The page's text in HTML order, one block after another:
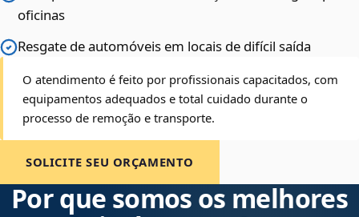
oficinas
Resgate de automóveis em locais de difícil saída
O atendimento é feito por profissionais capacitados, com
equipamentos adequados e total cuidado durante o
processo de remoção e transporte.
SOLICITE SEU ORÇAMENTO
Por que somos os melhores